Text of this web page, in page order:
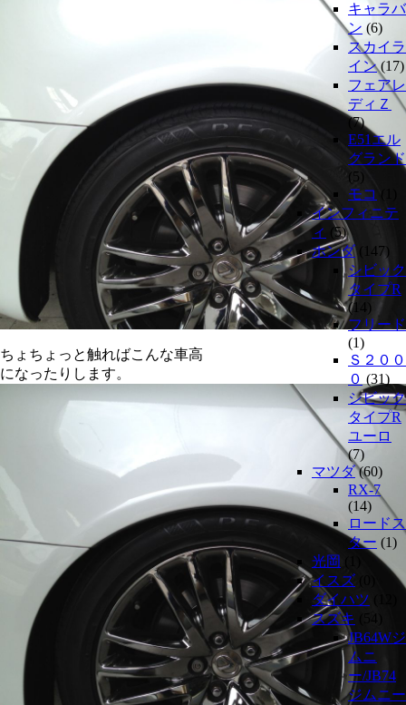
ちょちょっと触ればこんな車高
になったりします。
キャラバ
ン (6)
スカイラ
イン(17)
フェアレ
ディＺ
(7)
E51エル
グランド
(5)
モコ
インフィニテ
ィ
(5)
ホンダ(147)
シビック
タイプR
(14)
フリード
(1)
Ｓ２００
０ (31)
シビック
タイプR
ユーロ
(7)
マツダ(60)
RX-7
(14)
ロードス
ター (1)
光岡
イスズ
ダイハツ
スズキ
(54)
JB64Wジ
ムニ
ー/JB74
ジムニー